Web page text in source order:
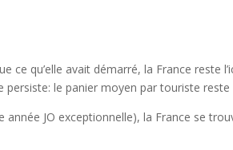
ce qu’elle avait démarré, la France
le panier moyen par touriste
année JO exceptionnelle), la France se